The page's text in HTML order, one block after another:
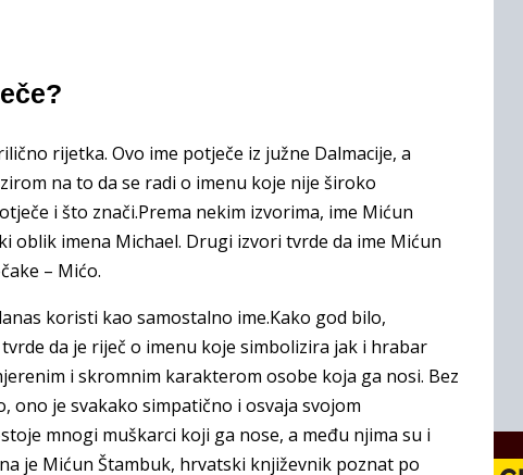
rijetka. Ovo ime potječe iz južne Dalmacije, a
na to da se radi o imenu koje nije široko
i što znači.Prema nekim izvorima, ime Mićun
imena Michael. Drugi izvori tvrde da ime Mićun
– Mićo.
koristi kao samostalno ime.Kako god bilo,
da je riječ o imenu koje simbolizira jak i hrabar
i skromnim karakterom osobe koja ga nosi. Bez
ono je svakako simpatično i osvaja svojom
mnogi muškarci koji ga nose, a među njima su i
je Mićun Štambuk, hrvatski književnik poznat po